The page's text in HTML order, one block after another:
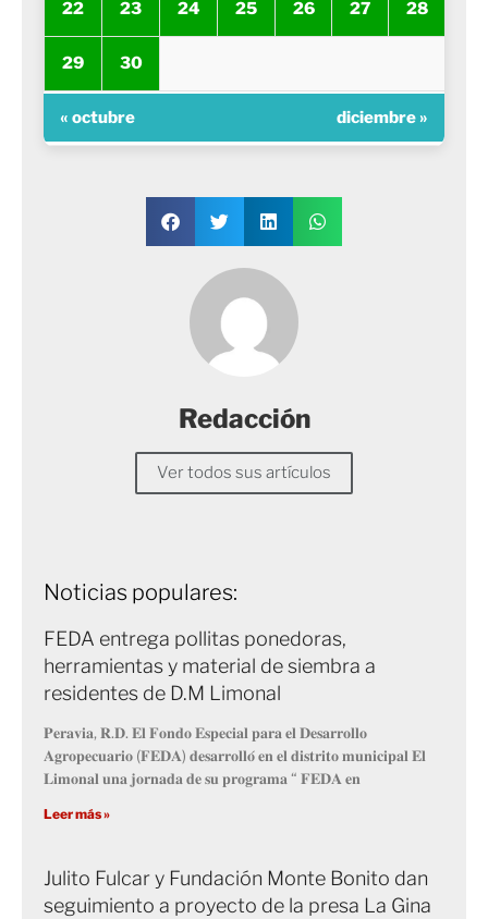
22 23 24 25 26 27 28
29 30
« octubre diciembre »
Redacción
Ver todos sus artículos
Noticias populares:
FEDA entrega pollitas ponedoras,
herramientas y material de siembra a
residentes de D.M Limonal
𝐏𝐞𝐫𝐚𝐯𝐢𝐚, 𝐑.𝐃. 𝐄𝐥 𝐅𝐨𝐧𝐝𝐨 𝐄𝐬𝐩𝐞𝐜𝐢𝐚𝐥 𝐩𝐚𝐫𝐚 𝐞𝐥 𝐃𝐞𝐬𝐚𝐫𝐫𝐨𝐥𝐥𝐨
𝐀𝐠𝐫𝐨𝐩𝐞𝐜𝐮𝐚𝐫𝐢𝐨 (𝐅𝐄𝐃𝐀) 𝐝𝐞𝐬𝐚𝐫𝐫𝐨𝐥𝐥𝐨́ 𝐞𝐧 𝐞𝐥 𝐝𝐢𝐬𝐭𝐫𝐢𝐭𝐨 𝐦𝐮𝐧𝐢𝐜𝐢𝐩𝐚𝐥 𝐄𝐥
𝐋𝐢𝐦𝐨𝐧𝐚𝐥 𝐮𝐧𝐚 𝐣𝐨𝐫𝐧𝐚𝐝𝐚 𝐝𝐞 𝐬𝐮 𝐩𝐫𝐨𝐠𝐫𝐚𝐦𝐚 “ 𝐅𝐄𝐃𝐀 𝐞𝐧
Leer más »
Julito Fulcar y Fundación Monte Bonito dan
seguimiento a proyecto de la presa La Gina